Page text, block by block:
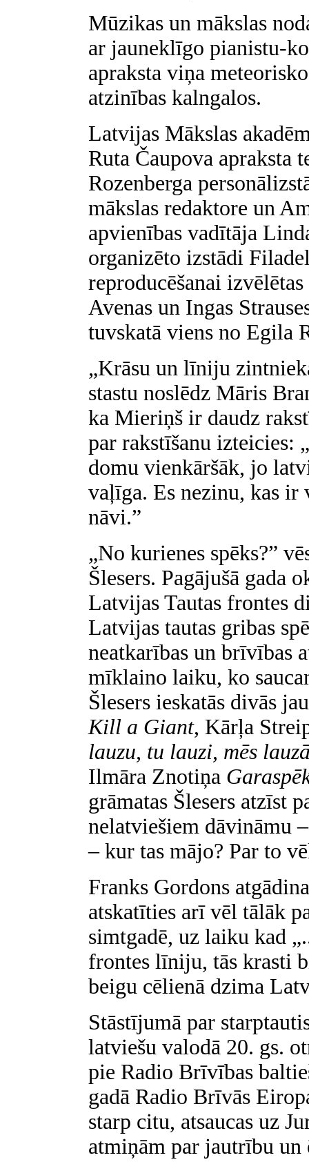
Mūzikas un mākslas
ar jauneklīgo pianistu-
apraksta viņa
atzinības kalngalos.
Latvijas Mākslas
Ruta Čaupova apraksta
Rozenberga
mākslas redaktore un
apvienības vadītāja
organizēto izstādi
reproducēšanai
Avenas un Ingas
tuvskatā viens no Egila
„Krāsu un līniju
stastu noslēdz Māris
ka Mieriņš ir daudz
par rakstīšanu izteicies:
domu vienkāršāk, jo
vaļīga. Es nezinu, kas ir
nāvi.”
„No kurienes spēks?”
Šlesers. Pagājušā gada
Latvijas Tautas frontes
Latvijas tautas gribas
neatkarības un brīvības
mīklaino laiku, ko
Šlesers ieskatās divās
Kill a Giant, Kārļa
lauzu, tu lauzi, mēs
Ilmāra Znotiņa
grāmatas Šlesers atzīst
nelatviešiem dāvināmu
– kur tas mājo? Par to
Franks Gordons
atskatīties arī vēl tālāk
simtgadē, uz laiku kad
frontes līniju, tās krasti
beigu cēlienā dzima
Stāstījumā par
latviešu valodā 20. gs.
pie Radio Brīvības
gadā Radio Brīvās
starp citu, atsaucas uz
atmiņām par jautrību un